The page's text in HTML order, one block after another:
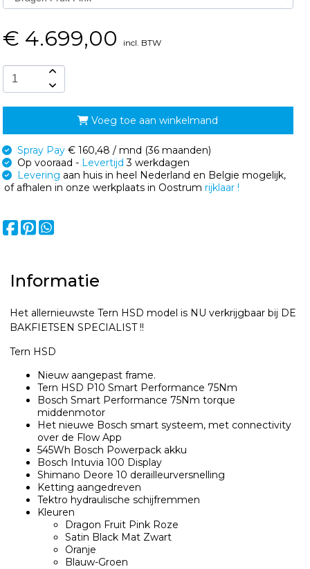
€ 4.699,00 incl. BTW
Voeg toe aan winkelmand
Spray Pay€ 160,48 / mnd (36 maanden)
Op vooraad - Levertijd 3 werkdagen
Levering aan huis in heel Nederland en Belgie mogelijk,
of afhalen in onze werkplaats in Oostrum rijklaar !
Informatie
Het allernieuwste Tern HSD model is NU verkrijgbaar bij DE
BAKFIETSEN SPECIALIST !!
Tern HSD
Nieuw aangepast frame.
Tern HSD P10 Smart Performance 75Nm
Bosch Smart Performance 75Nm torque
middenmotor
Het nieuwe Bosch smart systeem, met connectivity
over de Flow App
545Wh Bosch Powerpack akku
Bosch Intuvia 100 Display
Shimano Deore 10 derailleurversnelling
Ketting aangedreven
Tektro hydraulische schijfremmen
Kleuren
Dragon Fruit Pink Roze
Satin Black Mat Zwart
Oranje
Blauw-Groen